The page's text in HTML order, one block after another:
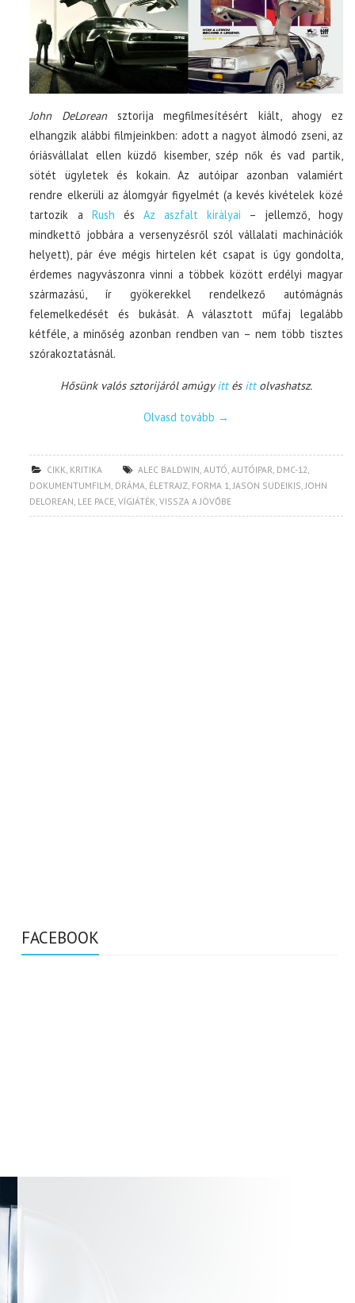
John DeLoreansztorija megfilmesítésért kiált, ahogy ez
elhangzik alábbi filmjeinkben: adott a nagyot álmodó zseni, az
óriásvállalat ellen küzdő kisember, szép nők és vad partik,
sötét ügyletek és kokain. Az autóipar azonban valamiért
rendre elkerüli az álomgyár figyelmét (a kevés kivételek közé
tartozik a Rush és Az aszfalt királyai – jellemző, hogy
mindkettő jobbára a versenyzésről szól vállalati machinációk
helyett), pár éve mégis hirtelen két csapat is úgy gondolta,
érdemes nagyvászonra vinni a többek között erdélyi magyar
származású, ír gyökerekkel rendelkező autómágnás
felemelkedését és bukását. A választott műfaj legalább
kétféle, a minőség azonban rendben van – nem több tisztes
szórakoztatásnál.
Hősünk valós sztorijáról amúgyittés ittolvashatsz.
Olvasd tovább →
CIKK KRITIKA ALEC BALDWIN ,AUTÓ ,AUTÓIPAR DMC-12
DOKUMENTUMFILM DRÁMA ÉLETRAJZ FORMA 1 JASON SUDEIKIS JOHN
DELOREAN LEE PACE ,VÍGJÁTÉK ,VISSZA A JÖVŐBE
FACEBOOK